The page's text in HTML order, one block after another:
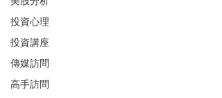
投資心理
投資講座
傳媒訪問
高手訪問